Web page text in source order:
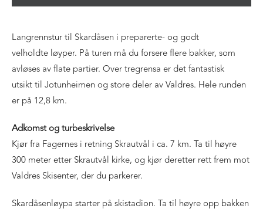
Langrennstur til Skardåsen i preparerte- og godt
velholdte løyper. På turen må du forsere flere bakker, som
avløses av flate partier. Over tregrensa er det fantastisk
utsikt til Jotunheimen og store deler av Valdres. Hele runden
er på 12,8 km.
Adkomst og turbeskrivelse
Kjør fra Fagernes i retning Skrautvål i ca. 7 km. Ta til høyre
300 meter etter Skrautvål kirke, og kjør deretter rett frem mot
Valdres Skisenter, der du parkerer.
Skardåsenløypa starter på skistadion. Ta til høyre opp bakken